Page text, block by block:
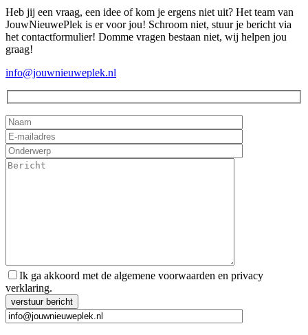
Heb jij een vraag, een idee of kom je ergens niet uit? Het team van
JouwNieuwePlek is er voor jou! Schroom niet, stuur je bericht via
het contactformulier! Domme vragen bestaan niet, wij helpen jou
graag!
info@jouwnieuweplek.nl
Ik ga akkoord met de algemene voorwaarden en privacy
verklaring.
Gelieve dit veld leeg te laten.